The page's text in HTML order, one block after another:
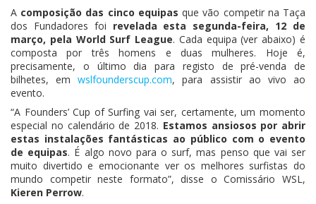
A composição das cinco equipas que vão competir na Taça
dos Fundadores foi revelada esta segunda-feira, 12 de
março, pela World Surf League. Cada equipa (ver abaixo) é
composta por três homens e duas mulheres. Hoje é,
precisamente, o último dia para registo de pré-venda de
bilhetes, emwslfounderscup.com, para assistir ao vivo ao
evento.
“A Founders’ Cup of Surfing vai ser, certamente, um momento
especial no calendário de 2018. Estamos ansiosos por abrir
estas instalações fantásticas ao público com o evento
de equipas. É algo novo para o surf, mas penso que vai ser
muito divertido e emocionante ver os melhores surfistas do
mundo competir neste formato”, disse o Comissário WSL,
Kieren Perrow.